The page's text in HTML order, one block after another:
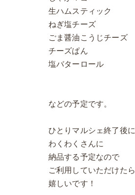
生ハムスティック
ねぎ塩チーズ
ごま醤油こうじチーズ
チーズぱん
塩バターロール
などの予定です。
ひとりマルシェ終了後に
わくわくさんに
納品する予定なので
ご利用していただけたら
嬉しいです！